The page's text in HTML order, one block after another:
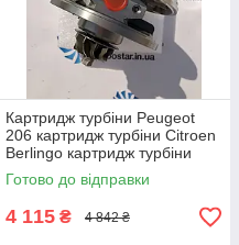
Картридж турбіни Peugeot
206 картридж турбіни Citroen
Berlingo картридж турбіни
Mazda 3 1.6D 753420-0002
0375J
Готово до відправки
4 115 ₴ 4 842 ₴